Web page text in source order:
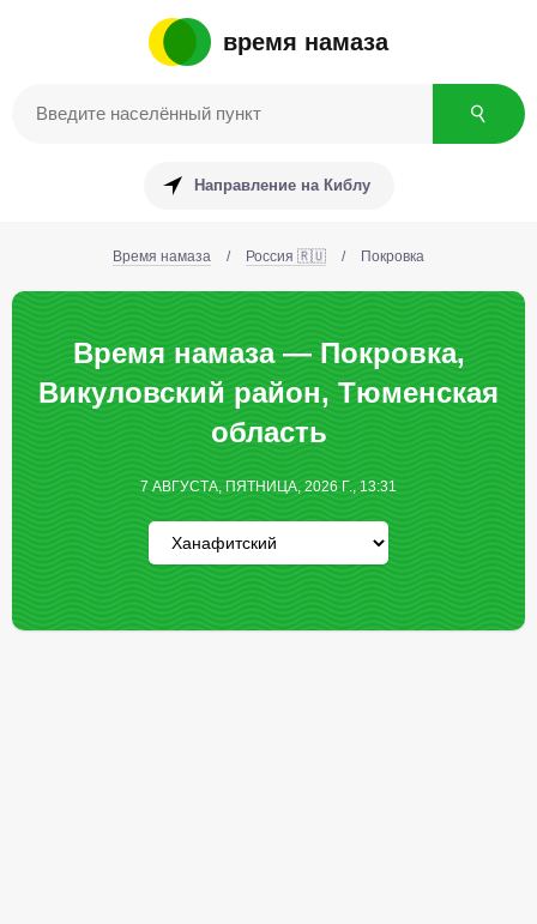
время намаза
Направление на Киблу
Время намаза / Россия 🇷🇺 / Покровка
Время намаза — Покровка,
Викуловский район, Тюменская
область
7 АВГУСТА, ПЯТНИЦА, 2026 Г., 13:31